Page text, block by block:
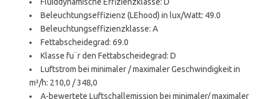
Beleuchtungseffizienz (LEhood) in lux/Watt: 49.0
Beleuchtungseffizienzklasse: A
Fettabscheidegrad: 69.0
Klasse fu¨r den Fettabscheidegrad: D
Luftstrom bei minimaler / maximaler Geschwindigkeit in
m³/h: 210,0 / 348,0
A-bewertete Luftschallemission bei minimaler/ maximaler